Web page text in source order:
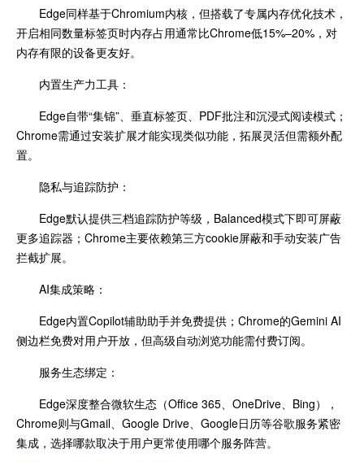
Edge同样基于Chromium内核，但搭载了专属内存优化技术，
开启相同数量标签页时内存占用通常比Chrome低15%–20%，对
内存有限的设备更友好。
内置生产力工具：
Edge自带“集锦”、垂直标签页、PDF批注和沉浸式阅读模式；
Chrome需通过安装扩展才能实现类似功能，拓展灵活但需额外配
置。
隐私与追踪防护：
Edge默认提供三档追踪防护等级，Balanced模式下即可屏蔽
更多追踪器；Chrome主要依赖第三方cookie屏蔽和手动安装广告
拦截扩展。
AI集成策略：
Edge内置Copilot辅助助手并免费提供；Chrome的Gemini AI
侧边栏免费对用户开放，但高级自动浏览功能需付费订阅。
服务生态绑定：
Edge深度整合微软生态（Office 365、OneDrive、Bing），
Chrome则与Gmail、Google Drive、Google日历等谷歌服务紧密
集成，选择哪款取决于用户更常使用哪个服务阵营。